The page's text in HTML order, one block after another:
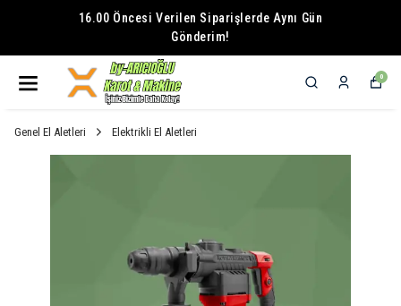
16.00 Öncesi Verilen Siparişlerde Aynı Gün
Gönderim!
0
Genel El Aletleri Elektrikli El Aletleri